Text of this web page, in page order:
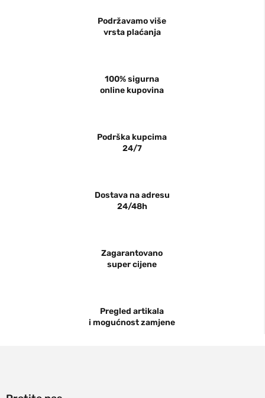
Podržavamo više
vrsta plaćanja
100% sigurna
online kupovina
Podrška kupcima
24/7
Dostava na adresu
24/48h
Zagarantovano
super cijene
Pregled artikala
i mogućnost zamjene